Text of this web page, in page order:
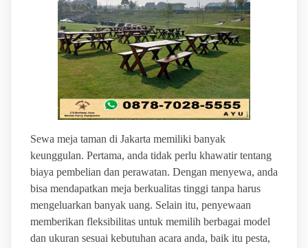
Sewa meja taman di Jakarta memiliki banyak
keunggulan. Pertama, anda tidak perlu khawatir tentang
biaya pembelian dan perawatan. Dengan menyewa, anda
bisa mendapatkan meja berkualitas tinggi tanpa harus
mengeluarkan banyak uang. Selain itu, penyewaan
memberikan fleksibilitas untuk memilih berbagai model
dan ukuran sesuai kebutuhan acara anda, baik itu pesta,